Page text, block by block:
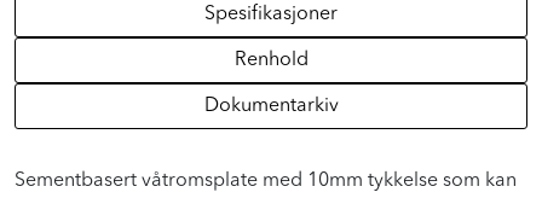
Spesifikasjoner
Renhold
Dokumentarkiv
Sementbasert våtromsplate med 10mm tykkelse som kan